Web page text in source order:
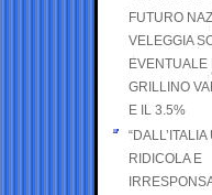
FUTURO
VELEGGIA
EVENTUALE
GRILLINO
E IL 3.5%
RIDICOLA E